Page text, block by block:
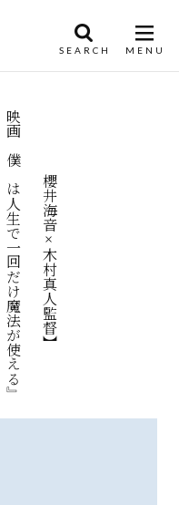
【櫻井海音×木村真人監督】
映画『僕らは人生で一回だけ魔法が使える』